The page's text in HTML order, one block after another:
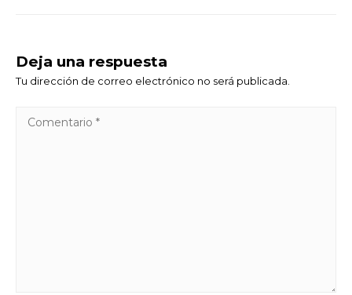
Deja una respuesta
Tu dirección de correo electrónico no será publicada.